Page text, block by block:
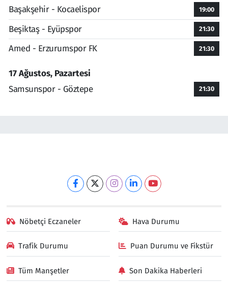
Başakşehir - Kocaelispor
19:00
Beşiktaş - Eyüpspor 21:30
Amed - Erzurumspor FK 21:30
17 Ağustos, Pazartesi
Samsunspor - Göztepe
21:30
Nöbetçi Eczaneler Hava Durumu
Trafik Durumu Puan Durumu ve Fikstür
Tüm Manşetler Son Dakika Haberleri